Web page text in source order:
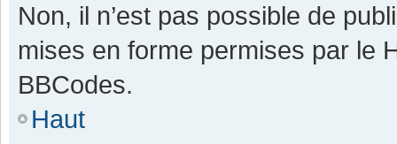
Non, il n’est pas possible de
mises en forme permises par le
BBCodes.
Haut